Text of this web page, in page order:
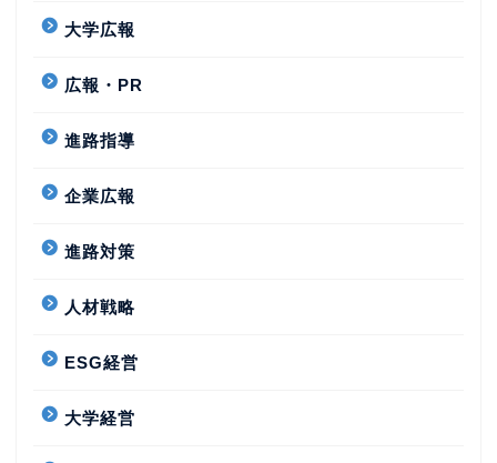
大学広報
広報・PR
進路指導
企業広報
進路対策
人材戦略
ESG経営
大学経営